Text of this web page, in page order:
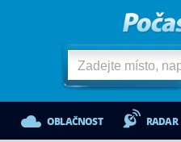
OBLAČNOST RADAR